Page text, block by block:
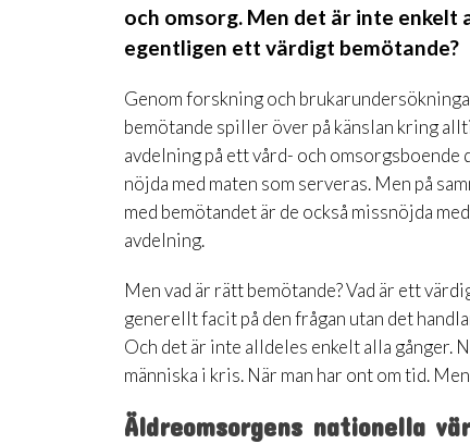
och omsorg. Men det är inte
egentligen ett värdigt bemötande?
Genom forskning och
bemötande spiller över på känslan kring
avdelning på ett vård- och omsorgsboende
nöjda med maten som serveras. Men på
med bemötandet är de också missnöjda
avdelning.
Men vad är rätt bemötande? Vad är ett
generellt facit på den frågan utan det
Och det är inte alldeles enkelt alla gånger.
människa i kris. När man har ont om tid.
Äldreomsorgens nationella